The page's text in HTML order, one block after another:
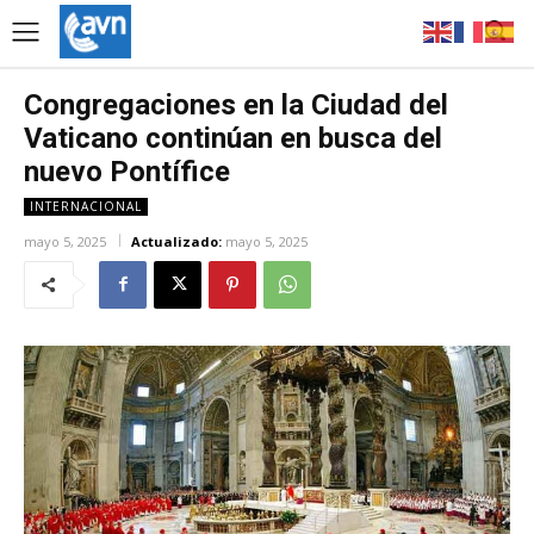
Congregaciones en la Ciudad del
Vaticano continúan en busca del
nuevo Pontífice
INTERNACIONAL
mayo 5, 2025 Actualizado: mayo 5, 2025